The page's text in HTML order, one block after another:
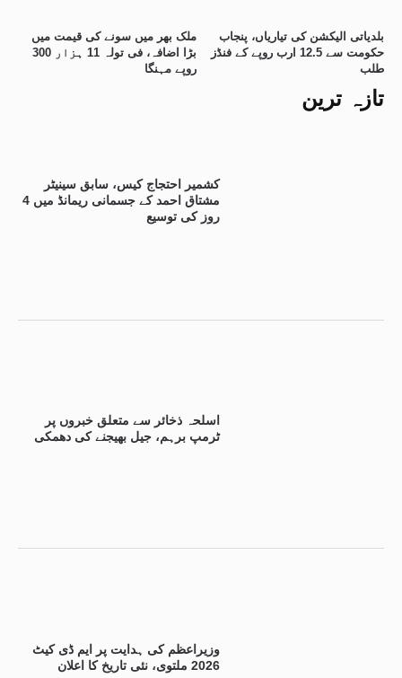
تازہ ترین
کشمیر احتجاج کیس، سابق سینیٹر
مشتاق احمد کے جسمانی ریمانڈ میں 4
روز کی توسیع
اسلحہ ذخائر سے متعلق خبروں پر
ٹرمپ برہم، جیل بھیجنے کی دھمکی
وزیراعظم کی ہدایت پر ایم ڈی کیٹ
2026 ملتوی، نئی تاریخ کا اعلان
ملک بھر میں سونے کی قیمت میں
بڑا اضافہ، فی تولہ 11 ہزار 300
روپے مہنگا
بلدیاتی الیکشن کی تیاریاں، پنجاب
حکومت سے 12.5 ارب روپے کے فنڈز
طلب